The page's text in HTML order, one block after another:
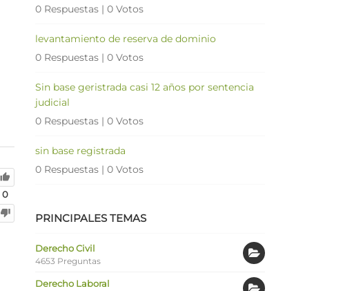
0
0 Respuestas | 0 Votos
levantamiento de reserva de dominio
0 Respuestas | 0 Votos
Sin base geristrada casi 12 años por sentencia
judicial
0 Respuestas | 0 Votos
sin base registrada
0 Respuestas | 0 Votos
PRINCIPALES TEMAS
Derecho Civil
4653 Preguntas
Derecho Laboral